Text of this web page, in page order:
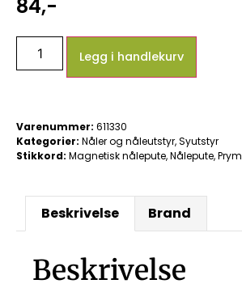
84,-
Legg i handlekurv
Varenummer: 611330
Kategorier: Nåler og nåleutstyr,Syutstyr
Stikkord: Magnetisk nålepute,Nålepute,Prym
Beskrivelse Brand
Beskrivelse